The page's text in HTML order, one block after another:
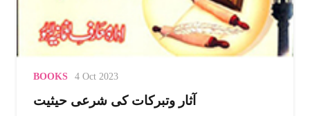
خلافت بھی ہے۔ جد امجد مولاناحکیم جمال الدین ابن مولانا خدا بخش
ابن مولانا خیرالدین علیہم الرحمہ بھی اپنے وقت کے ماہر حکیم اور
عالمِ باعمل گزرے ہیں۔
BOOKS 4 Oct 2023
آثار وتبرکات کی شرعی حیثیت